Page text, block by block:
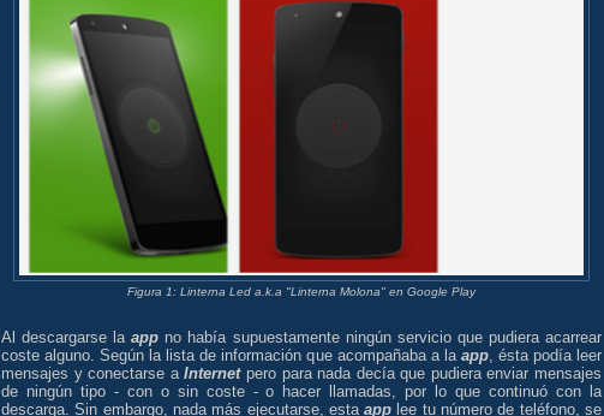
Figura 1: Linterna Led a.k.a "Linterna Molona" en Google Play
Al descargarse laapp no había supuestamente ningún servicio que pudiera acarrear
coste alguno. Según la lista de información que acompañaba a la app, ésta podía leer
mensajes y conectarse aInternetpero para nada decía que pudiera enviar mensajes
de ningún tipo - con o sin coste - o hacer llamadas, por lo que continuó con la
descarga. Sin embargo, nada más ejecutarse, estaapp lee tu número de teléfono, se